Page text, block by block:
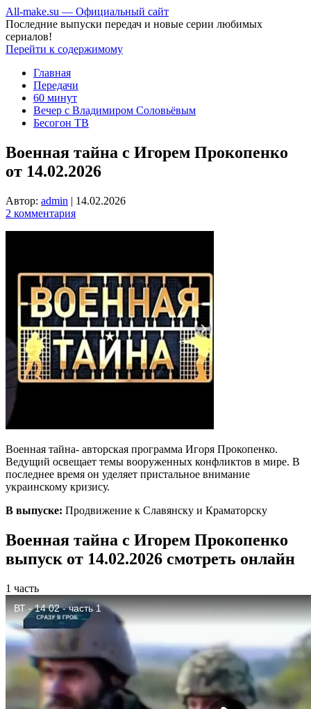
All-make.su — Официальный сайт
Последние выпуски передач и новые серии любимых
сериалов!
Перейти к содержимому
Главная
Передачи
60 минут
Вечер с Владимиром Соловьёвым
Бесогон ТВ
Военная тайна с Игорем Прокопенко
от 14.02.2026
Автор: admin | 14.02.2026
2 комментария
Военная тайна- авторская программа Игоря Прокопенко.
Ведущий освещает темы вооруженных конфликтов в мире. В
последнее время он уделяет пристальное внимание
украинскому кризису.
В выпуске: Продвижение к Славянску и Краматорску
Военная тайна с Игорем Прокопенко
выпуск от 14.02.2026 смотреть онлайн
1 часть